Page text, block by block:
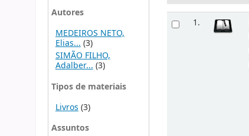
Autores
MEDEIROS NETO,
Elias... (3)
SIMÃO FILHO,
Adalber...(3)
Tipos de materiais
Livros (3)
Assuntos
1.